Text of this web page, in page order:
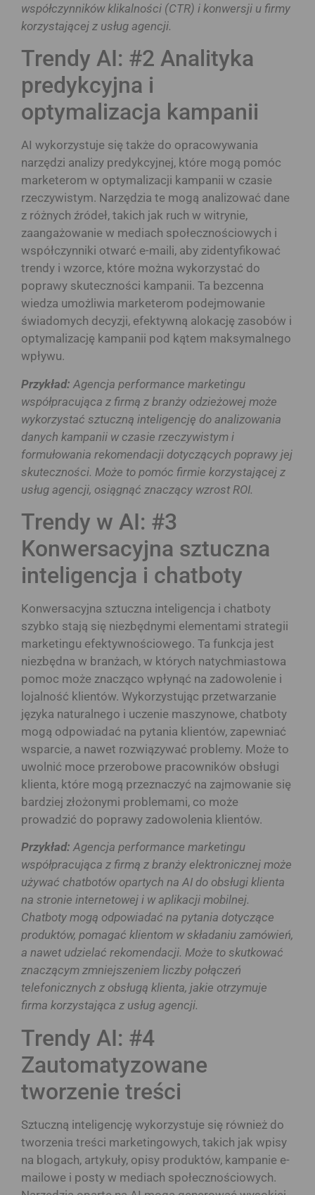
współczynników klikalności (CTR) i konwersji u firmy
korzystającej z usług agencji.
Trendy AI: #2 Analityka
predykcyjna i
optymalizacja kampanii
AI wykorzystuje się także do opracowywania
narzędzi analizy predykcyjnej, które mogą pomóc
marketerom w optymalizacji kampanii w czasie
rzeczywistym. Narzędzia te mogą analizować dane
z różnych źródeł, takich jak ruch w witrynie,
zaangażowanie w mediach społecznościowych i
współczynniki otwarć e-maili, aby zidentyfikować
trendy i wzorce, które można wykorzystać do
poprawy skuteczności kampanii. Ta bezcenna
wiedza umożliwia marketerom podejmowanie
świadomych decyzji, efektywną alokację zasobów i
optymalizację kampanii pod kątem maksymalnego
wpływu.
Przykład: Agencja performance marketingu
współpracująca z firmą z branży odzieżowej może
wykorzystać sztuczną inteligencję do analizowania
danych kampanii w czasie rzeczywistym i
formułowania rekomendacji dotyczących poprawy jej
skuteczności. Może to pomóc firmie korzystającej z
usług agencji, osiągnąć znaczący wzrost ROI.
Trendy w AI: #3
Konwersacyjna sztuczna
inteligencja i chatboty
Konwersacyjna sztuczna inteligencja i chatboty
szybko stają się niezbędnymi elementami strategii
marketingu efektywnościowego. Ta funkcja jest
niezbędna w branżach, w których natychmiastowa
pomoc może znacząco wpłynąć na zadowolenie i
lojalność klientów. Wykorzystując przetwarzanie
języka naturalnego i uczenie maszynowe, chatboty
mogą odpowiadać na pytania klientów, zapewniać
wsparcie, a nawet rozwiązywać problemy. Może to
uwolnić moce przerobowe pracowników obsługi
klienta, które mogą przeznaczyć na zajmowanie się
bardziej złożonymi problemami, co może
prowadzić do poprawy zadowolenia klientów.
Przykład: Agencja performance marketingu
współpracująca z firmą z branży elektronicznej może
używać chatbotów opartych na AI do obsługi klienta
na stronie internetowej i w aplikacji mobilnej.
Chatboty mogą odpowiadać na pytania dotyczące
produktów, pomagać klientom w składaniu zamówień,
a nawet udzielać rekomendacji. Może to skutkować
znaczącym zmniejszeniem liczby połączeń
telefonicznych z obsługą klienta, jakie otrzymuje
firma korzystająca z usług agencji.
Trendy AI: #4
Zautomatyzowane
tworzenie treści
Sztuczną inteligencję wykorzystuje się również do
tworzenia treści marketingowych, takich jak wpisy
na blogach, artykuły, opisy produktów, kampanie e-
mailowe i posty w mediach społecznościowych.